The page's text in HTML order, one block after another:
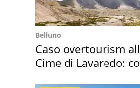
Belluno
Caso overtourism
Cime di Lavaredo: